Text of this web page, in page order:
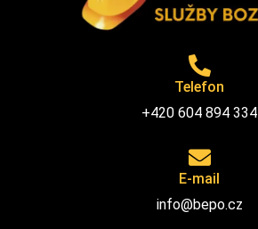
Telefon
+420 604 894 334
E-mail
info@bepo.cz